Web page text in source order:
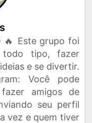
🔥 Este grupo foi
todo tipo, fazer
e se divertir.
Você pode
amigos de
seu perfil
vez e quem tiver